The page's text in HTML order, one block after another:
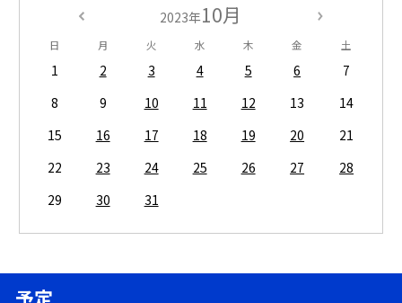
2023年10月
日 月 火 水 木 金 土
1 2 3 4 5 6
7
8
9 10 11 12 13
14
15
16 17 18 19 20
21
22
23 24 25 26 27
28
29
30 31